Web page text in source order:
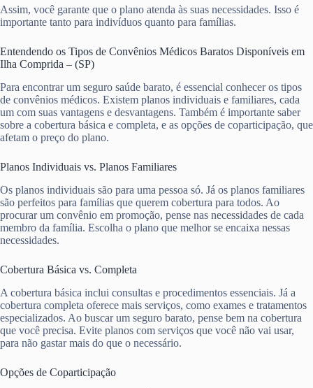
Assim, você garante que o plano atenda às suas necessidades. Isso é
importante tanto para indivíduos quanto para famílias.
Entendendo os Tipos de Convênios Médicos Baratos Disponíveis em
Ilha Comprida – (SP)
Para encontrar um seguro saúde barato, é essencial conhecer os tipos
de convênios médicos. Existem planos individuais e familiares, cada
um com suas vantagens e desvantagens. Também é importante saber
sobre a cobertura básica e completa, e as opções de coparticipação, que
afetam o preço do plano.
Planos Individuais vs. Planos Familiares
Os planos individuais são para uma pessoa só. Já os planos familiares
são perfeitos para famílias que querem cobertura para todos. Ao
procurar um convênio em promoção, pense nas necessidades de cada
membro da família. Escolha o plano que melhor se encaixa nessas
necessidades.
Cobertura Básica vs. Completa
A cobertura básica inclui consultas e procedimentos essenciais. Já a
cobertura completa oferece mais serviços, como exames e tratamentos
especializados. Ao buscar um seguro barato, pense bem na cobertura
que você precisa. Evite planos com serviços que você não vai usar,
para não gastar mais do que o necessário.
Opções de Coparticipação